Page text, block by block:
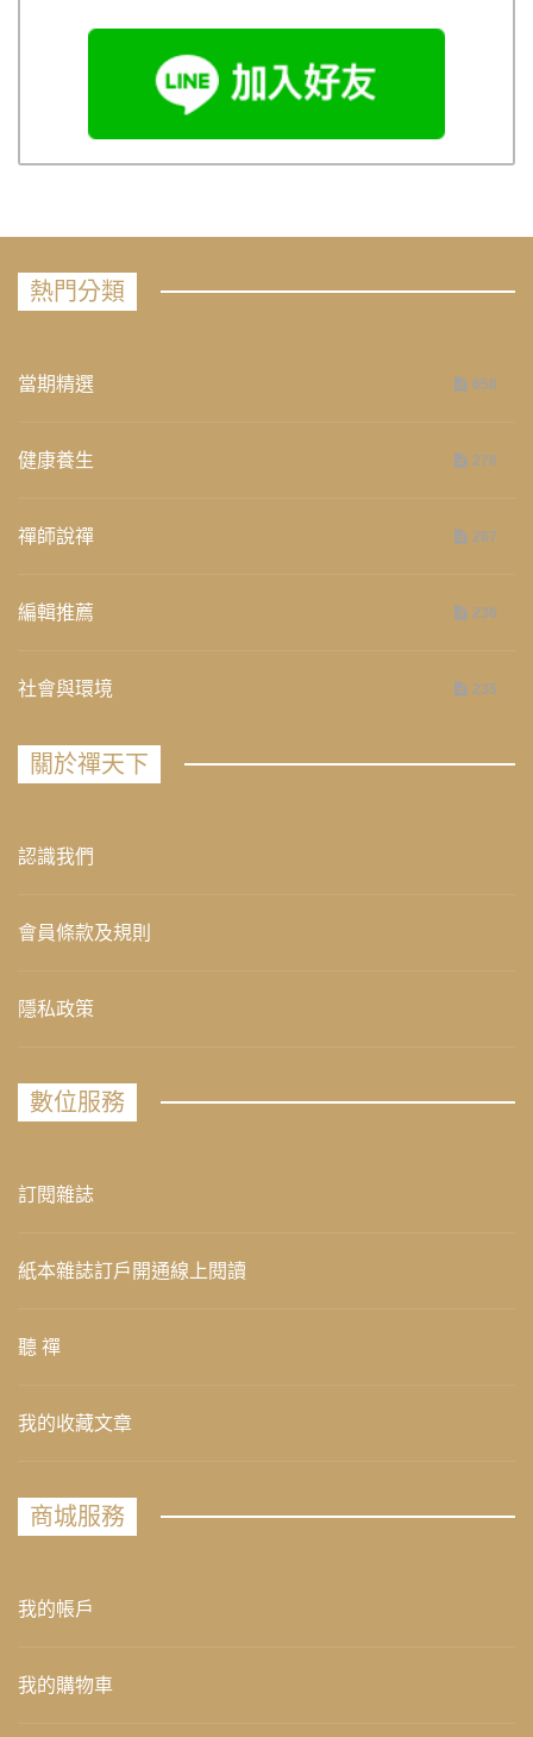
熱門分類
當期精選 658
健康養生 276
禪師說禪 267
編輯推薦 236
社會與環境 235
關於禪天下
認識我們
會員條款及規則
隱私政策
數位服務
訂閱雜誌
紙本雜誌訂戶開通線上閱讀
聽 禪
我的收藏文章
商城服務
我的帳戶
我的購物車